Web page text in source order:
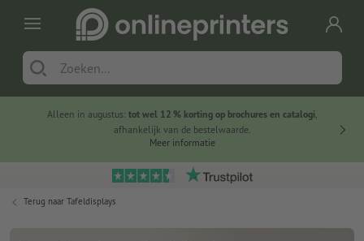
Alleen in augustus: tot wel 12 % korting op brochures en catalogi,
afhankelijk van de bestelwaarde.
Meer informatie
Terug naar Tafeldisplays